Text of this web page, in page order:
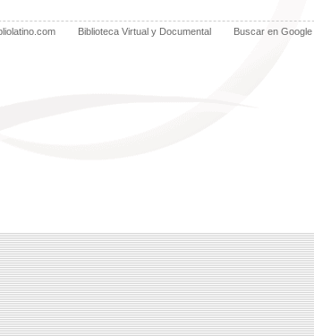
Biblioteca Virtual y Documental Buscar en Google